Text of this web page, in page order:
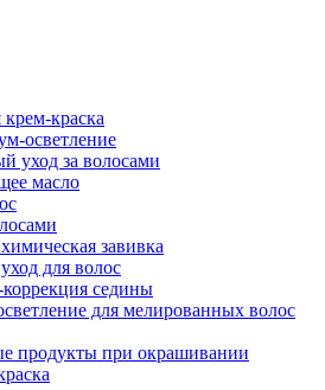
краска
осветление
уход за волосами
масло
завивка
для волос
седины
для мелированных волос
продукты при окрашивании